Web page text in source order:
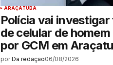
ARAÇATUBA
Polícia vai
de celular de
por GCM em
por Da redação06/08/2026